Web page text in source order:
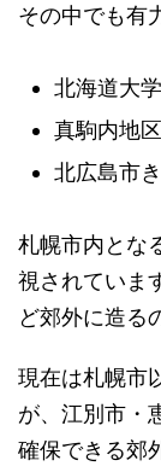
その中でも有
北海道大学
真駒内地区
北広島市
札幌市内とな
視されていま
ど郊外に造る
現在は札幌市
が、江別市・
確保できる郊